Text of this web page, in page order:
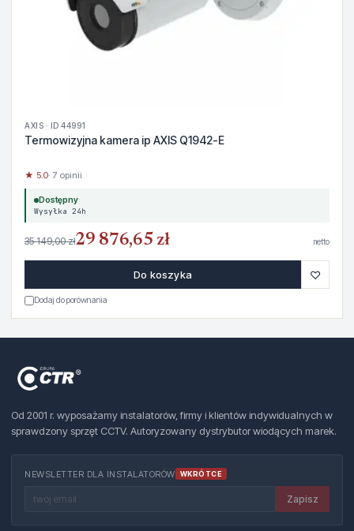
AXIS · ID 44991
Termowizyjna kamera ip AXIS Q1942-E
★ 5.0· 7 opinii
Dostępny
Wysyłka 24h
35 149,00 zł29 876,65 zł netto
Do koszyka ♡
Dodaj do porównania
Od 2001 r. wyposażamy instalatorów, firmy i klientów indywidualnych w
sprawdzony sprzęt CCTV. Autoryzowany dystrybutor wiodących marek.
NEWSLETTER DLA INSTALATORÓW WKRÓTCE
Zapisz